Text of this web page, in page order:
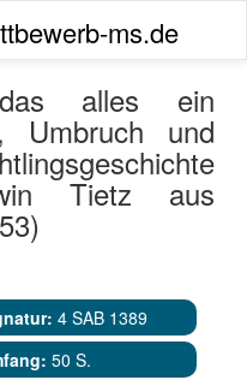
ms.de
alles ein
Umbruch und
Tietz aus
4 SAB 1389
50 S.